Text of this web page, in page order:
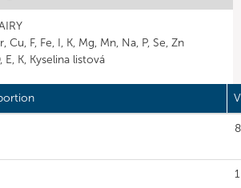
Cu, F, Fe, I, K, Mg, Mn, Na, P, Se, Zn
K, Kyselina listová